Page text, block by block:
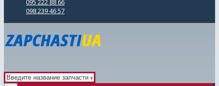
095 222 88 66
098 239 46 57